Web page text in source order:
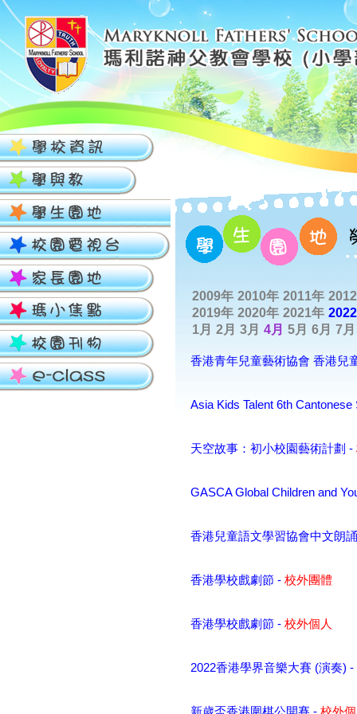
2009年 2010年 2011年
2019年 2020年 2021年
1月 2月 3月 4月 5月 6月 7月
香港青年兒童藝術協會 香港兒
Asia Kids Talent 6th
天空故事：初小校園藝術計劃 -
GASCA Global Children and
香港兒童語文學習協會中文朗
香港學校戲劇節 - 校外團體
香港學校戲劇節 - 校外個人
2022香港學界音樂大賽 (演奏) -
新歲盃香港圍棋公開賽 - 校外